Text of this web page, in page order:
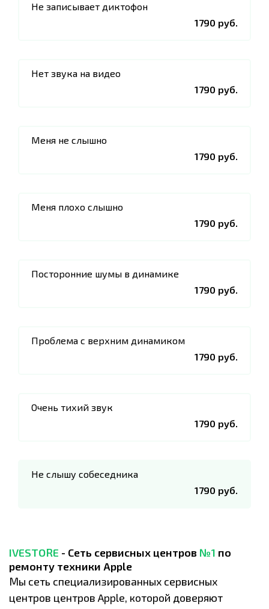
Не записывает диктофон
1790 руб.
Нет звука на видео
1790 руб.
Меня не слышно
1790 руб.
Меня плохо слышно
1790 руб.
Посторонние шумы в динамике
1790 руб.
Проблема с верхним динамиком
1790 руб.
Очень тихий звук
1790 руб.
Не слышу собеседника
1790 руб.
IVESTORE - Сеть сервисных центров №1 по
ремонту техники Apple
Мы сеть специализированных сервисных
центров центров Apple, которой доверяют